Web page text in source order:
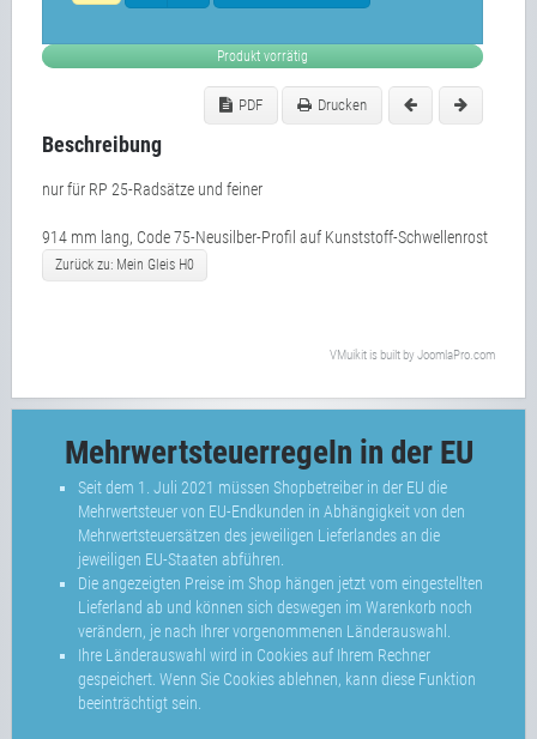
Produkt vorrätig
PDF Drucken
Beschreibung
nur für RP 25-Radsätze und feiner
914 mm lang, Code 75-Neusilber-Profil auf Kunststoff-Schwellenrost
Zurück zu: Mein Gleis H0
VMuikit is built by JoomlaPro.com
Mehrwertsteuerregeln in der EU
Seit dem 1. Juli 2021 müssen Shopbetreiber in der EU die
Mehrwertsteuer von EU-Endkunden in Abhängigkeit von den
Mehrwertsteuersätzen des jeweiligen Lieferlandes an die
jeweiligen EU-Staaten abführen.
Die angezeigten Preise im Shop hängen jetzt vom eingestellten
Lieferland ab und können sich deswegen im Warenkorb noch
verändern, je nach Ihrer vorgenommenen Länderauswahl.
Ihre Länderauswahl wird in Cookies auf Ihrem Rechner
gespeichert. Wenn Sie Cookies ablehnen, kann diese Funktion
beeinträchtigt sein.